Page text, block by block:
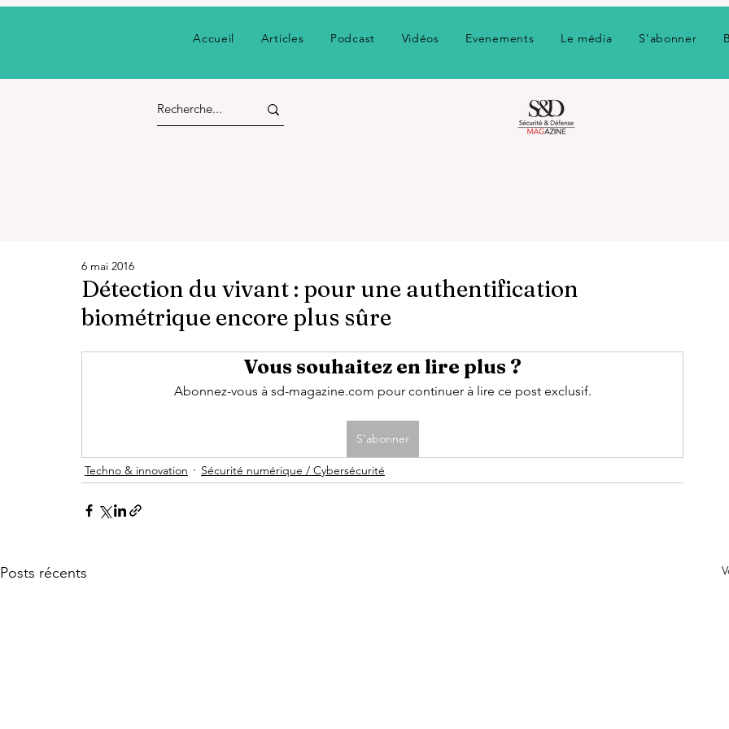
Accueil Articles Podcast Vidéos Evenements Le média S'abonner
Détection du vivant : pour une authentification
biométrique encore plus sûre
6 mai 2016
Vous souhaitez en lire plus ?
Abonnez-vous à sd-magazine.com pour continuer à lire ce post exclusif.
S'abonner
Techno & innovation Sécurité numérique / Cybersécurité
Posts récents